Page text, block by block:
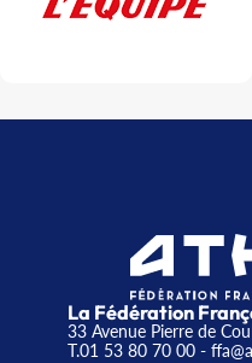
La Fédération
33 Avenue Pierre de
T.01 53 80 70 00-